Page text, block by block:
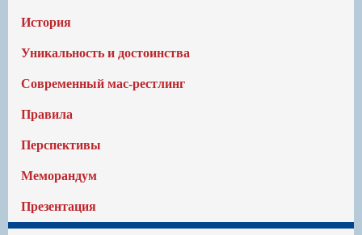
История
Уникальность и достоинства
Современный мас-рестлинг
Правила
Перспективы
Меморандум
Презентация